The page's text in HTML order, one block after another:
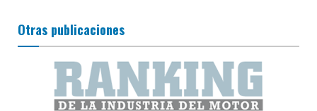
Otras publicaciones